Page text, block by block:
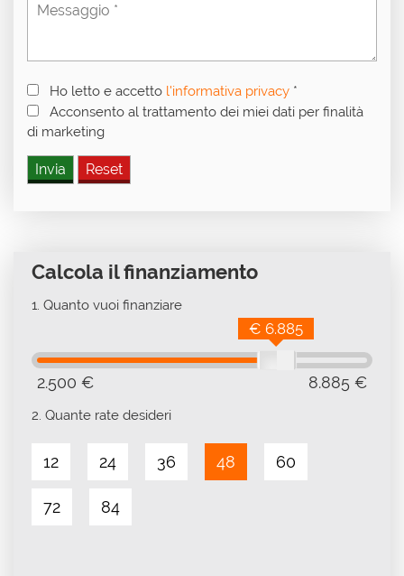
Ho letto e accetto l'informativa privacy *
Acconsento al trattamento dei miei dati per finalità
di marketing
Calcola il finanziamento
1. Quanto vuoi finanziare
2.500 € 8.885 €
€ 6.885
2. Quante rate desideri
12 24 36 48 60
72 84